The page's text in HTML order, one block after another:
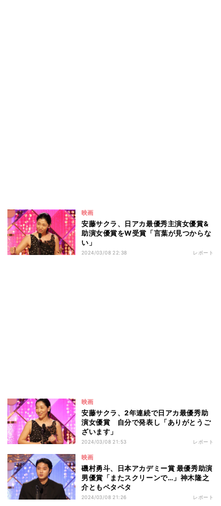
映画
安藤サクラ、日アカ最優秀主演女優賞&
助演女優賞をW受賞「言葉が見つからな
い」
2024/03/08 22:38 レポート
映画
安藤サクラ、2年連続で日アカ最優秀助
演女優賞 自分で発表し「ありがとうご
ざいます」
2024/03/08 21:53 レポート
映画
磯村勇斗、日本アカデミー賞 最優秀助演
男優賞「またスクリーンで…」神木隆之
介ともペタペタ
2024/03/08 21:26 レポート